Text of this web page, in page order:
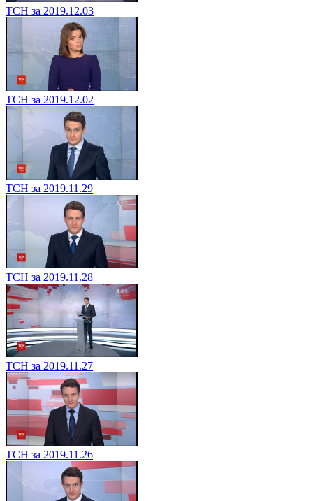
ТСН за 2019.12.03
ТСН за 2019.12.02
ТСН за 2019.11.29
ТСН за 2019.11.28
ТСН за 2019.11.27
ТСН за 2019.11.26